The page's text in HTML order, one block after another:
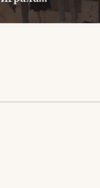
«Урок